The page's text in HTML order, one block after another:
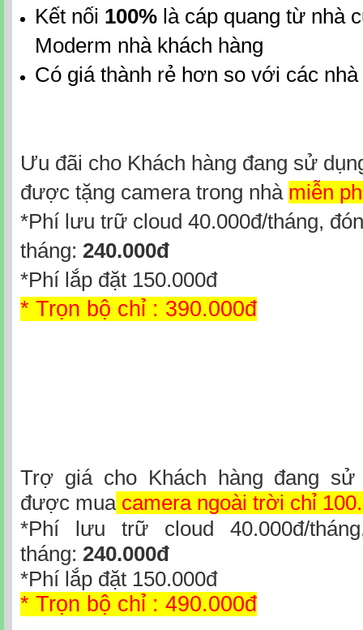
Kết nối 100% là cáp quang từ nhà
Moderm nhà khách hàng
Có giá thành rẻ hơn so với các
Ưu đãi cho Khách hàng đang sử
được tặng camera trong nhà miễn
*Phí lưu trữ cloud 40.000đ/tháng,
tháng: 240.000đ
*Phí lắp đặt 150.000đ
* Trọn bộ chỉ : 390.000đ
Trợ giá cho Khách hàng đang sử
được mua camera ngoài trời chỉ
*Phí lưu trữ cloud 40.000đ/
tháng: 240.000đ
*Phí lắp đặt 150.000đ
* Trọn bộ chỉ : 490.000đ